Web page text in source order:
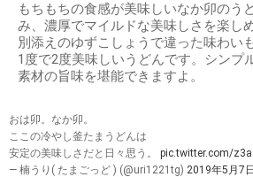
もちもちの食感が美味しいなか卯のう
み、濃厚でマイルドな美味しさを楽し
別添えのゆずこしょうで違った味わい
1度で2度美味しいうどんです。シンプ
素材の旨味を堪能できますよ。
おは卯。なか卯。
ここの冷やし釜たまうどんは
安定の美味しさだと日々思う。 pic.twitter.com/
— 楠うり( たまごっど ) (@uri1221tg) 2019年5月7日